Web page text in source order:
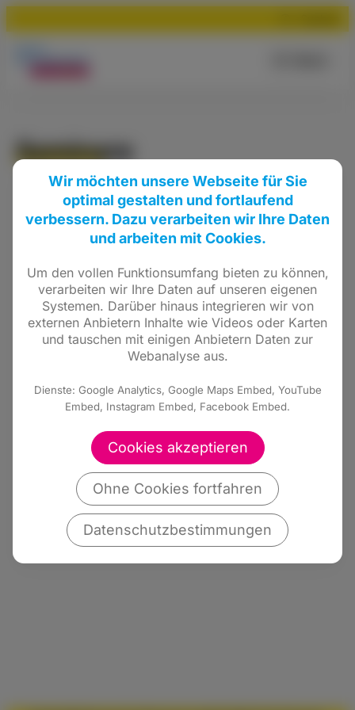
Seminare
Wir möchten unsere Webseite für Sie
optimal gestalten und fortlaufend
verbessern. Dazu verarbeiten wir Ihre Daten
und arbeiten mit Cookies.
Um den vollen Funktionsumfang bieten zu können,
verarbeiten wir Ihre Daten auf unseren eigenen
Systemen. Darüber hinaus integrieren wir von
externen Anbietern Inhalte wie Videos oder Karten
und tauschen mit einigen Anbietern Daten zur
Webanalyse aus.
Dienste: Google Analytics, Google Maps Embed, YouTube
Embed, Instagram Embed, Facebook Embed.
Cookies akzeptieren
Ohne Cookies fortfahren
Datenschutzbestimmungen